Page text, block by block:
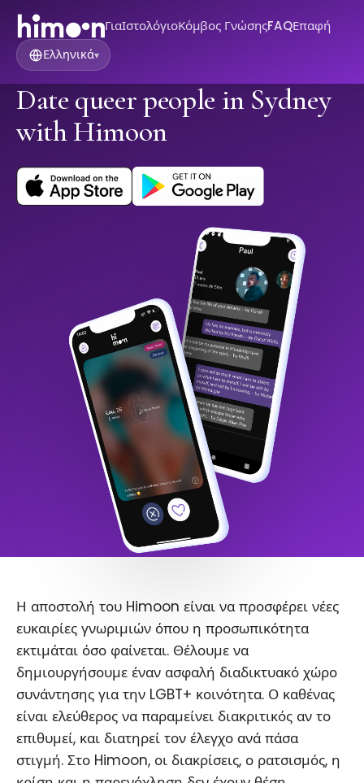
ΓιαΙστολόγιοΚόμβος ΓνώσηςFAQΕπαφή
Ελληνικά▾
Date queer people in Sydney
with Himoon
Η αποστολή του Himoon είναι να προσφέρει νέες
ευκαιρίες γνωριμιών όπου η προσωπικότητα
εκτιμάται όσο φαίνεται. Θέλουμε να
δημιουργήσουμε έναν ασφαλή διαδικτυακό χώρο
συνάντησης για την LGBT+ κοινότητα. Ο καθένας
είναι ελεύθερος να παραμείνει διακριτικός αν το
επιθυμεί, και διατηρεί τον έλεγχο ανά πάσα
στιγμή. Στο Himoon, οι διακρίσεις, ο ρατσισμός, η